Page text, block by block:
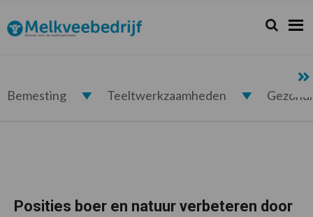
de
hoofdnavigatie
de
hoofd
de
eerste
de
voettekst
Melkveebedrijf.nl Zoeken...
Zoek
Bemesting Teeltwerkzaamheden
Posities boer en natuur verbeteren door